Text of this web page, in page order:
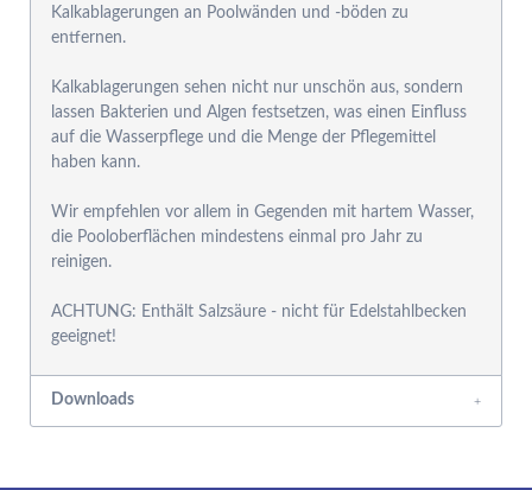
Kalkablagerungen an Poolwänden und -böden zu
entfernen.
Kalkablagerungen sehen nicht nur unschön aus, sondern
lassen Bakterien und Algen festsetzen, was einen Einfluss
auf die Wasserpflege und die Menge der Pflegemittel
haben kann.
Wir empfehlen vor allem in Gegenden mit hartem Wasser,
die Pooloberflächen mindestens einmal pro Jahr zu
reinigen.
ACHTUNG: Enthält Salzsäure - nicht für Edelstahlbecken
geeignet!
Downloads